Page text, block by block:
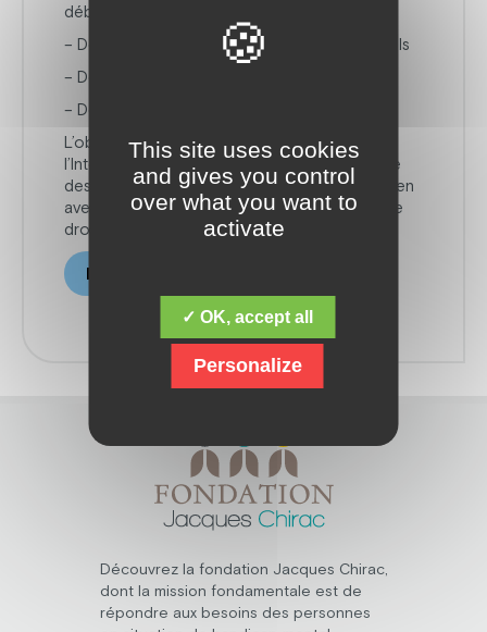
débats avec :
– Des chercheurs, scientifiques, professionnels
– Des acteurs associatifs et institutionnels
– Des représentants politiques engagés
L’objectif ? Explorer ensemble comment
l’Intelligence Artificielle peut transformer la vie
des personnes en situation de handicap, en lien
avec les enjeux d’accessibilité, d’éthique et de
droits.
Inscrivez-vous ici !
Découvrez la fondation Jacques Chirac,
dont la mission fondamentale est de
répondre aux besoins des personnes
This site uses cookies
and gives you control
over what you want to
activate
✓ OK, accept all
Personalize